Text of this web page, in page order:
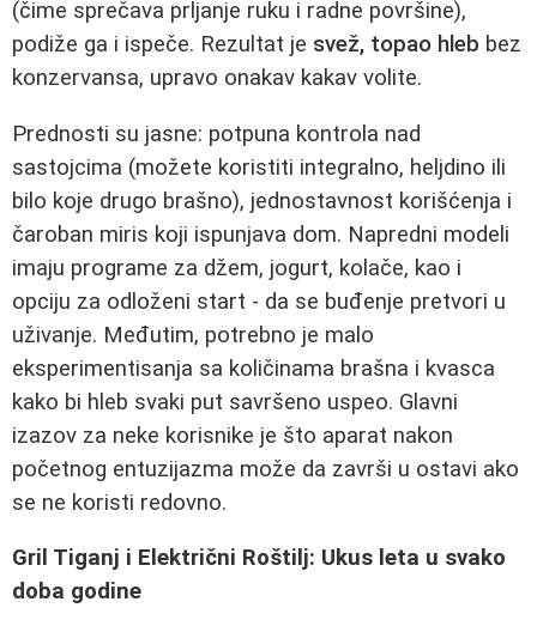
(čime sprečava prljanje ruku i radne površine),
podiže ga i ispeče. Rezultat je svež, topao hleb bez
konzervansa, upravo onakav kakav volite.
Prednosti su jasne: potpuna kontrola nad
sastojcima (možete koristiti integralno, heljdino ili
bilo koje drugo brašno), jednostavnost korišćenja i
čaroban miris koji ispunjava dom. Napredni modeli
imaju programe za džem, jogurt, kolače, kao i
opciju za odloženi start - da se buđenje pretvori u
uživanje. Međutim, potrebno je malo
eksperimentisanja sa količinama brašna i kvasca
kako bi hleb svaki put savršeno uspeo. Glavni
izazov za neke korisnike je što aparat nakon
početnog entuzijazma može da završi u ostavi ako
se ne koristi redovno.
Gril Tiganj i Električni Roštilj: Ukus leta u svako
doba godine